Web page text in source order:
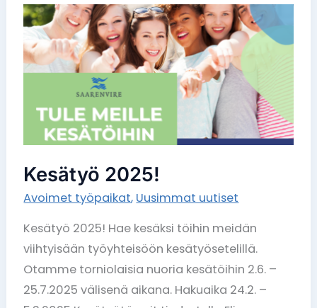
Kesätyö 2025!
Avoimet työpaikat, Uusimmat uutiset
Kesätyö 2025! Hae kesäksi töihin meidän
viihtyisään työyhteisöön kesätyösetelillä.
Otamme torniolaisia nuoria kesätöihin 2.6. –
25.7.2025 välisenä aikana. Hakuaika 24.2. –
Kesätyö
2025!